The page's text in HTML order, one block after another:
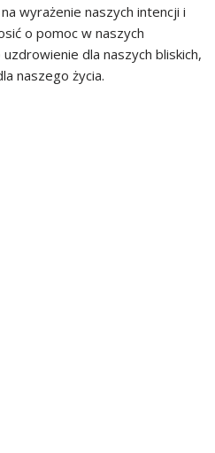
wyrażenie naszych intencji i
o pomoc w naszych
dla naszych bliskich,
naszego życia.